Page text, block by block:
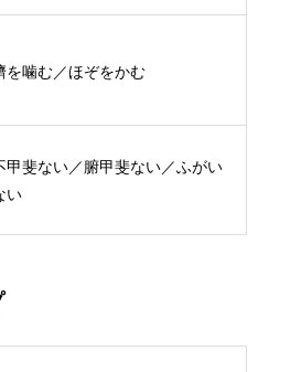
を噛む／ほぞをかむ
甲斐ない／腑甲斐ない／ふがい
い